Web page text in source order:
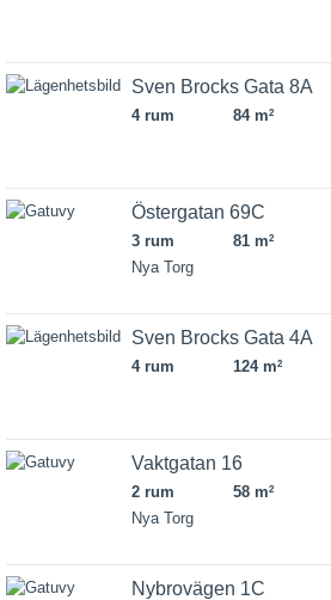
Sven Brocks Gata 8A
4 rum 84 m2
Östergatan 69C
3 rum 81 m2
Nya Torg
Sven Brocks Gata 4A
4 rum 124 m2
Vaktgatan 16
2 rum 58 m2
Nya Torg
Nybrovägen 1C